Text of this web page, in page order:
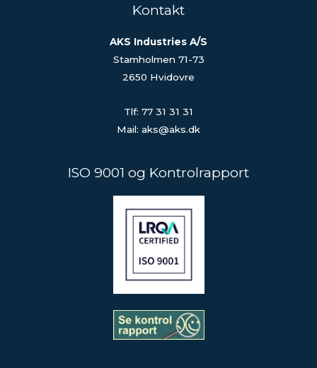
Kontakt
AKS Industries A/S
Stamholmen 71-73
2650 Hvidovre
Tlf: 77 31 31 31
Mail: aks@aks.dk
ISO 9001 og Kontrolrapport